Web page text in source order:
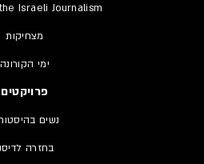
Israeli Journalism
מצחיקות
ימי הקורונה
פרויקטים
נשים
בחזרה